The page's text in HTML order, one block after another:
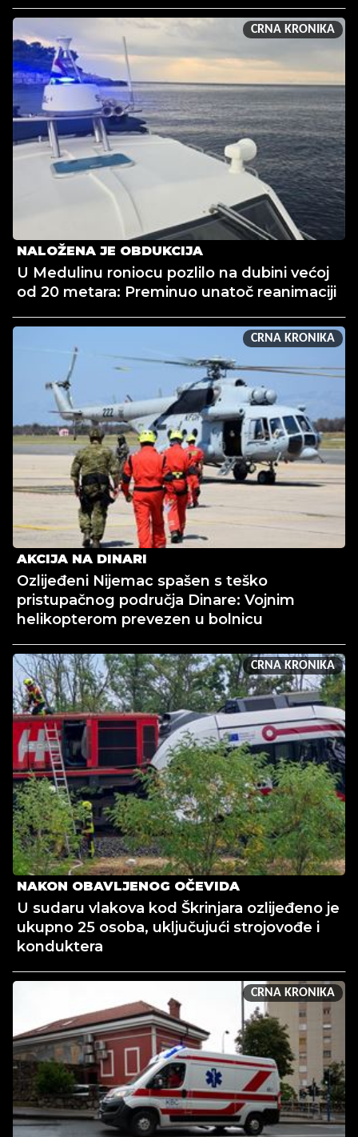
CRNA KRONIKA
NALOŽENA JE OBDUKCIJA
U Medulinu roniocu pozlilo na dubini većoj
od 20 metara: Preminuo unatoč reanimaciji
CRNA KRONIKA
AKCIJA NA DINARI
Ozlijeđeni Nijemac spašen s teško
pristupačnog područja Dinare: Vojnim
helikopterom prevezen u bolnicu
CRNA KRONIKA
NAKON OBAVLJENOG OČEVIDA
U sudaru vlakova kod Škrinjara ozlijeđeno je
ukupno 25 osoba, uključujući strojovođe i
konduktera
CRNA KRONIKA